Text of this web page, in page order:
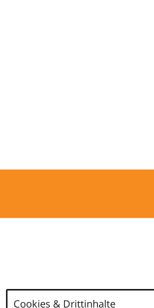
Cookies & Drittinhalte